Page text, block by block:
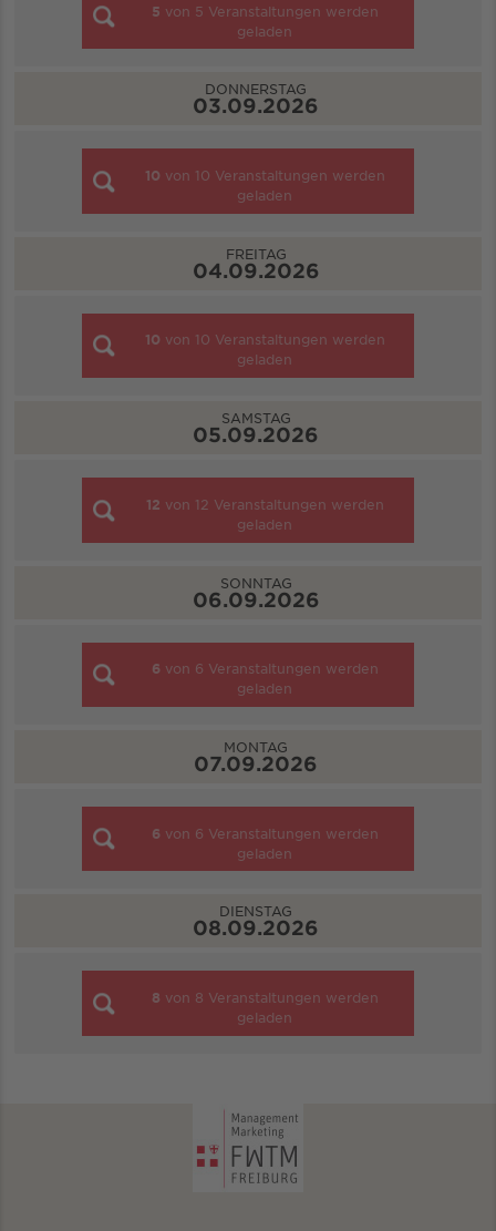
5 von 5 Veranstaltungen werden
geladen
DONNERSTAG
03.09.2026
10 von 10 Veranstaltungen werden
geladen
FREITAG
04.09.2026
10 von 10 Veranstaltungen werden
geladen
SAMSTAG
05.09.2026
12 von 12 Veranstaltungen werden
geladen
SONNTAG
06.09.2026
6 von 6 Veranstaltungen werden
geladen
MONTAG
07.09.2026
6 von 6 Veranstaltungen werden
geladen
DIENSTAG
08.09.2026
8 von 8 Veranstaltungen werden
geladen